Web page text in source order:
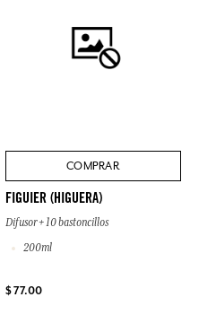
COMPRAR
FIGUIER (HIGUERA)
Difusor + 10 bastoncillos
200ml
$ 77.00